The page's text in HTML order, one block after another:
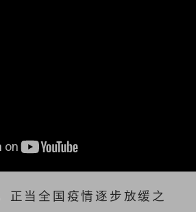
正当全国疫情逐步放缓之